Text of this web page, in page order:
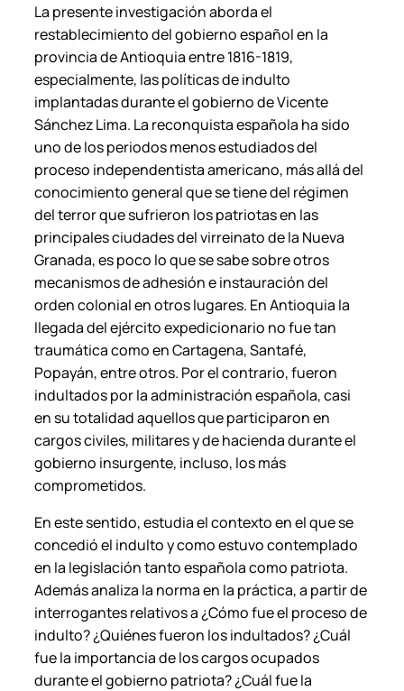
i
z
a
b
e
t
h
C
h
a
u
r
r
a
G
ó
m
e
z
.
c
a
t
i
d
a
d
La presente investigación aborda el
restablecimiento del gobierno español en la
provincia de Antioquia entre 1816-1819,
especialmente, las políticas de indulto
implantadas durante el gobierno de Vicente
Sánchez Lima. La reconquista española ha sido
uno de los periodos menos estudiados del
proceso independentista americano, más allá del
conocimiento general que se tiene del régimen
del terror que sufrieron los patriotas en las
principales ciudades del virreinato de la Nueva
Granada, es poco lo que se sabe sobre otros
mecanismos de adhesión e instauración del
orden colonial en otros lugares. En Antioquia la
llegada del ejército expedicionario no fue tan
traumática como en Cartagena, Santafé,
Popayán, entre otros. Por el contrario, fueron
indultados por la administración española, casi
en su totalidad aquellos que participaron en
cargos civiles, militares y de hacienda durante el
gobierno insurgente, incluso, los más
comprometidos.
En este sentido, estudia el contexto en el que se
concedió el indulto y como estuvo contemplado
en la legislación tanto española como patriota.
Además analiza la norma en la práctica, a partir de
interrogantes relativos a ¿Cómo fue el proceso de
indulto? ¿Quiénes fueron los indultados? ¿Cuál
fue la importancia de los cargos ocupados
durante el gobierno patriota? ¿Cuál fue la